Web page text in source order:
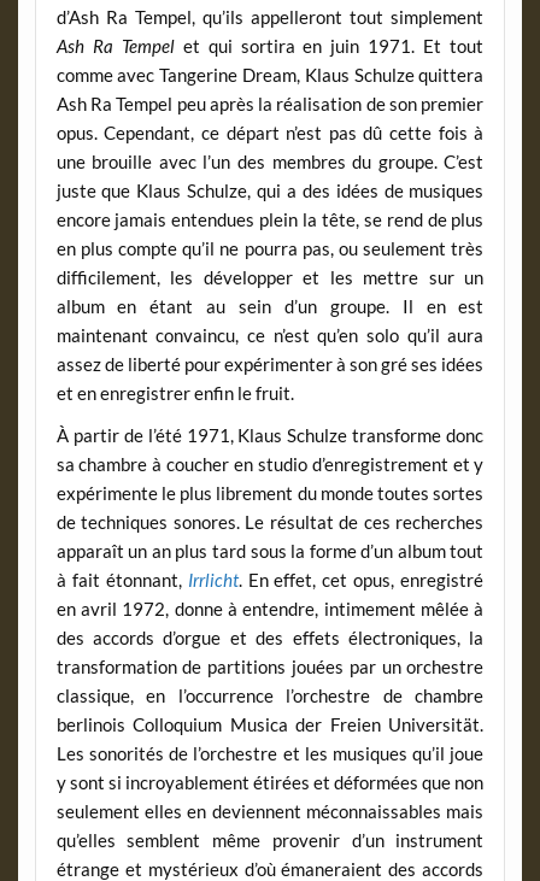
d’Ash Ra Tempel, qu’ils appelleront tout simplement
Ash Ra Tempelet qui sortira en juin 1971. Et tout
comme avec Tangerine Dream, Klaus Schulze quittera
Ash Ra Tempel peu après la réalisation de son premier
opus. Cependant, ce départ n’est pas dû cette fois à
une brouille avec l’un des membres du groupe. C’est
juste que Klaus Schulze, qui a des idées de musiques
encore jamais entendues plein la tête, se rend de plus
en plus compte qu’il ne pourra pas, ou seulement très
difficilement, les développer et les mettre sur un
album en étant au sein d’un groupe. Il en est
maintenant convaincu, ce n’est qu’en solo qu’il aura
assez de liberté pour expérimenter à son gré ses idées
et en enregistrer enfin le fruit.
À partir de l’été 1971, Klaus Schulze transforme donc
sa chambre à coucher en studio d’enregistrement et y
expérimente le plus librement du monde toutes sortes
de techniques sonores. Le résultat de ces recherches
apparaît un an plus tard sous la forme d’un album tout
à fait étonnant, Irrlicht. En effet, cet opus, enregistré
en avril 1972, donne à entendre, intimement mêlée à
des accords d’orgue et des effets électroniques, la
transformation de partitions jouées par un orchestre
classique, en l’occurrence l’orchestre de chambre
berlinois Colloquium Musica der Freien Universität.
Les sonorités de l’orchestre et les musiques qu’il joue
y sont si incroyablement étirées et déformées que non
seulement elles en deviennent méconnaissables mais
qu’elles semblent même provenir d’un instrument
étrange et mystérieux d’où émaneraient des accords